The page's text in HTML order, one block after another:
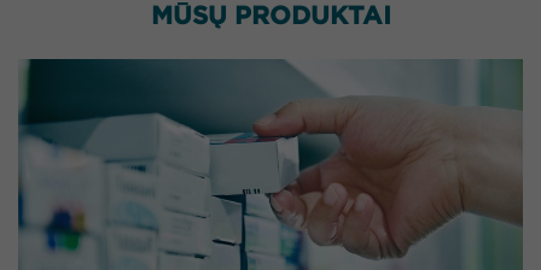
MŪSŲ PRODUKTAI